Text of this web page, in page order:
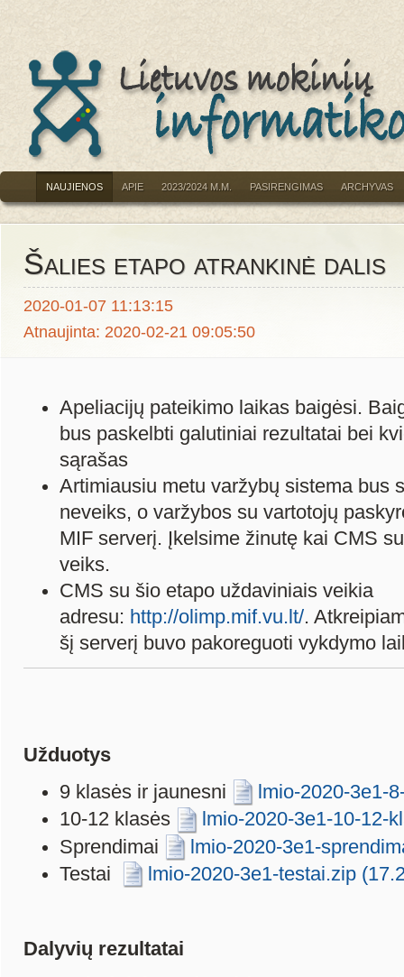
NAUJIENOS APIE 2023/2024 M.M. PASIRENGIMAS ARCHYVAS
Šalies etapo atrankinė dalis
2020-01-07 11:13:15
Atnaujinta: 2020-02-21 09:05:50
Apeliacijų pateikimo laikas baigėsi.
bus paskelbti galutiniai rezultatai bei
sąrašas
Artimiausiu metu varžybų sistema bus
neveiks, o varžybos su vartotojų
MIF serverį. Įkelsime žinutę kai CMS
veiks.
CMS su šio etapo uždaviniais veikia
adresu: http://olimp.mif.vu.lt/.
šį serverį buvo pakoreguoti vykdymo
Užduotys
9 klasės ir jaunesni
lmio-2020-3e1-
10-12 klasės
lmio-2020-3e1-10-12-
Sprendimai
lmio-2020-3e1-
Testai
lmio-2020-3e1-testai.zip
Dalyvių rezultatai